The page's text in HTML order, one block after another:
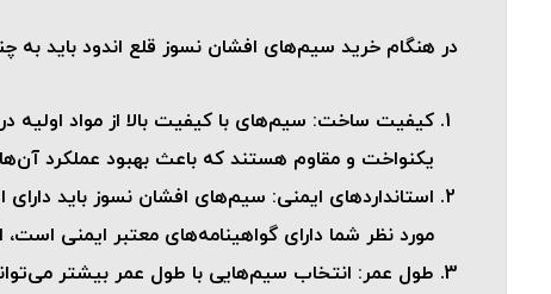
در هنگام خرید سیم‌های افشان نسوز قلع اندود باید به
کیفیت ساخت: سیم‌های با کیفیت بالا از مواد
یکنواخت و مقاوم هستند که باعث بهبود عملکرد
استانداردهای ایمنی: سیم‌های افشان نسوز باید دارای
مورد نظر شما دارای گواهینامه‌های معتبر ایمنی
طول عمر: انتخاب سیم‌هایی با طول عمر بیشتر